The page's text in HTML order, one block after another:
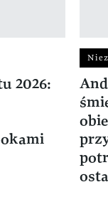
2026: